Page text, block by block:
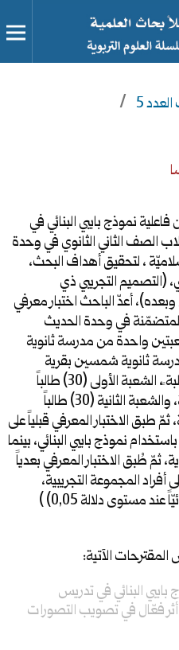
/
نموذج بايبي البنائي في
الصف الثاني الثانوي في وحدة
، لتحقيق أهداف البحث،
(التصميم التجريبي ذي
أعدّ الباحث اختبار معرفي
في وحدة الحديث
واحدة من مدرسة ثانوية
مدرسة ثانوية شمسين بقرية
شمسين ،عددها (60) طالباً وطالبة ً، الشعبة الأولى (30) طالباً
وطالبةً، تمثل المجموعة التجريبية، والشعبة الثانية (30) طالباً
طبق الاختبار المعرفي قبلياً على
نموذج بايبي البنائي، بينما
ثمّ طُبق الاختبار المعرفي بعدياً
المجموعة التجريبية،
وأظهرت النتائج فروق دالّة إحصائيّاً عند مستوى دلالة 0,05) )
الآتية:
البنائي في تدريس
أثر فعّال في تصويب التصورات